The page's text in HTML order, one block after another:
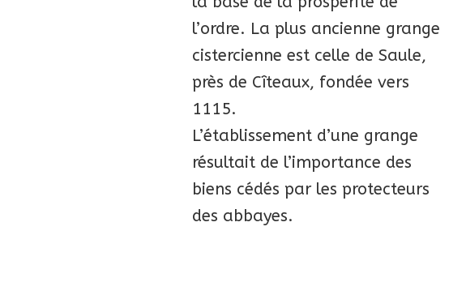
l’ordre. La plus ancienne grange
cistercienne est celle de Saule,
près de Cîteaux, fondée vers
1115.
L’établissement d’une grange
résultait de l’importance des
biens cédés par les protecteurs
des abbayes.